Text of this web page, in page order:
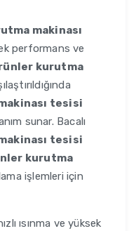
makinası
performans ve
kurutma
tesisi
sunar. Bacalı
tesisi
kurutma
işlemleri için
ısınma ve yüksek